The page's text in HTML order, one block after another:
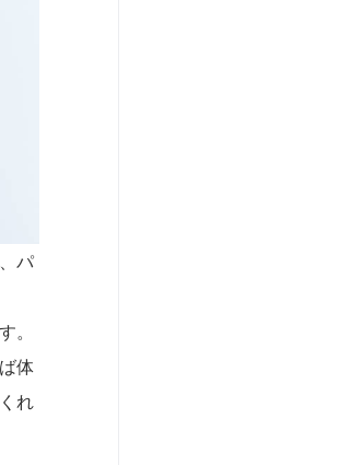
パ
。
体
れ